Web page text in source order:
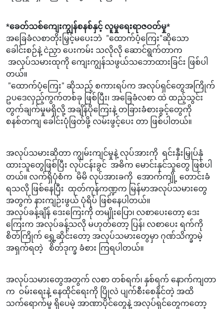
*ခေတ်သစ်ကျေးကျွန်စနစ်နှင့် လူမှုရေးရာဇဝတ်မှု*
အခြေခံလစာတိုးမြှင့်မပေးဘဲ "ထောက်ပံ့ကြေး"ဆိုသော
ခေါင်းစဉ်နဲ့ ငဲညှာ ပေးကမ်း သလိုလို ဆောင်ရွက်တာက
အလုပ်သမားထုကို ကျေးကျွန်သဖွယ်သဘောထားခြင်း ဖြစ်ပါ
တယ်။
"ထောက်ပံ့ကြေး" ဆိုသည့် စကားရပ်က အလုပ်ရှင်တွေအကြိုက်
ဥပဒေလှည့်ကွက်တစ်ခု ဖြစ်ပြီး၊ အခြေခံလစာ ထဲ ထည့်သွင်း
တွက်ချက်မှုမရှိလို့ အချိန်ပိုကြေးနဲ့ တခြားခံစားခွင့်တွေကို
စနစ်တကျ ခေါင်းပုံဖြတ်ဖို့ လမ်းဖွင့်ပေး တာ ဖြစ်ပါတယ်။
အလုပ်သမားဆိုတာ ကျွမ်းကျင်မှုနဲ့ လုပ်အားကို ရင်းနှီးမြှုပ်နှံ
ထားသူတွေဖြစ်ပြီး လုပ်ငန်းခွင် အဓိက မောင်းနှင်သူတွေ ဖြစ်ပါ
တယ်။ လက်ရှိပုံစံက မိမိ လုပ်အားခကို အောက်ကျို့ တောင်းခံ
ရသလို ဖြစ်နေပြီး ထုတ်ကုန်ကဏ္ဍက မြန်မာအလုပ်သမားတွေ
အတွက် နားကျဉ်းဖွယ် ပုံရိပ် ဖြစ်နေပါတယ်။
အလုပ်ခန့်ချိန် ဒေးကြေးကို တမျိုးပြော၊ လစာပေးတော့ ဒေး
ကြေးက အလုပ်ခန့်သလို မဟုတ်တော့ ပြန်၊ လစာပေး ရက်ကို
စိတ်ကြိုက် ရွှေ့ဆိုင်းတော့ အလုပ်သမားတွေမှာ ဂုဏ်သိက္ခာမဲ့
အရှက်ရတဲ့ စိတ်ဒုက္ခ ခံစား ကြရပါတယ်။
အလုပ်သမားတွေအတွက် လစာ တစ်ရက်၊ နှစ်ရက် နောက်ကျတာ
က ဝမ်းရေးနဲ့ နေထိုင်ရေးကို ပြိုလဲ ပျက်စီးစေနိုင်တဲ့ အထိ
သက်ရောက်မှု ရှိပေမဲ့ အာဏာပိုင်တွေနဲ့ အလုပ်ရှင်တွေကတော့